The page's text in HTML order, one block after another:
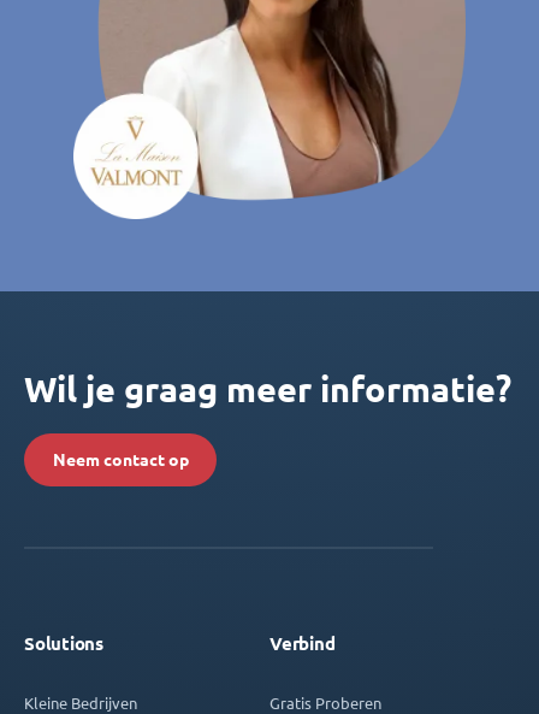
Wil je graag meer informatie?
Neem contact op
Solutions
Kleine Bedrijven
Verbind
Gratis Proberen